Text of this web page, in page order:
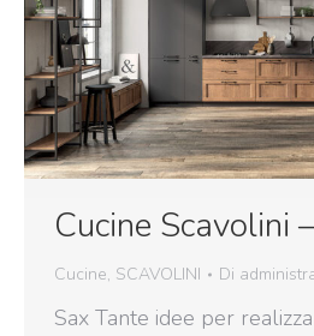
Cucine Scavolini
Cucine, SCAVOLINI Di
Sax Tante idee per